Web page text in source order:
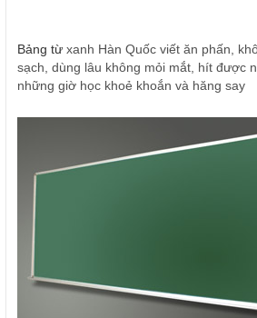
Bảng từ xanh Hàn Quốc viết ăn phấn,
sạch, dùng lâu không mỏi mắt, hít được
những giờ học khoẻ khoắn và hăng say